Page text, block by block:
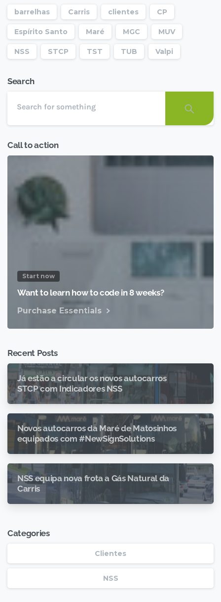
barrelhas Carris clientes CP
Espírito Santo Maré MGC MUV
NSS STCP TST TUB Valpi
Search
Call to action
Start now
Want to learn how to code in 8 weeks?
Purchase Essentials
Recent Posts
Já estão a circular os novos autocarros
STCP com Indicadores NSS
Novos autocarros da Maré de Matosinhos
equipados com #NewSignSolutions
NSS equipa nova frota a Gás Natural da
Carris
Categories
Clientes
NSS